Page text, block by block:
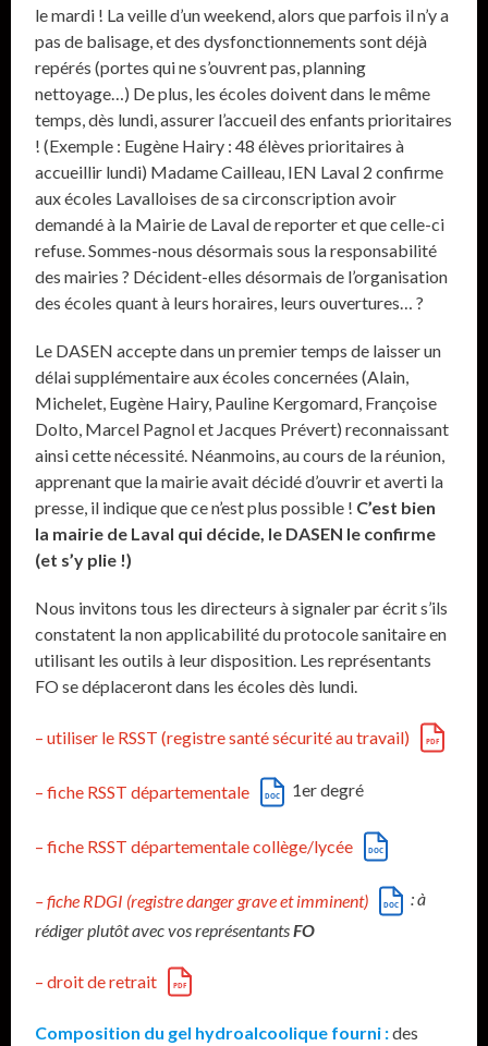
le mardi ! La veille d’un weekend, alors que parfois il n’y a
pas de balisage, et des dysfonctionnements sont déjà
repérés (portes qui ne s’ouvrent pas, planning
nettoyage…) De plus, les écoles doivent dans le même
temps, dès lundi, assurer l’accueil des enfants prioritaires
! (Exemple : Eugène Hairy : 48 élèves prioritaires à
accueillir lundi) Madame Cailleau, IEN Laval 2 confirme
aux écoles Lavalloises de sa circonscription avoir
demandé à la Mairie de Laval de reporter et que celle-ci
refuse. Sommes-nous désormais sous la responsabilité
des mairies ? Décident-elles désormais de l’organisation
des écoles quant à leurs horaires, leurs ouvertures… ?
Le DASEN accepte dans un premier temps de laisser un
délai supplémentaire aux écoles concernées (Alain,
Michelet, Eugène Hairy, Pauline Kergomard, Françoise
Dolto, Marcel Pagnol et Jacques Prévert) reconnaissant
ainsi cette nécessité. Néanmoins, au cours de la réunion,
apprenant que la mairie avait décidé d’ouvrir et averti la
presse, il indique que ce n’est plus possible ! C’est bien
la mairie de Laval qui décide, le DASEN le confirme
(et s’y plie !)
Nous invitons tous les directeurs à signaler par écrit s’ils
constatent la non applicabilité du protocole sanitaire en
utilisant les outils à leur disposition. Les représentants
FO se déplaceront dans les écoles dès lundi.
– utiliser le RSST (registre santé sécurité au travail)
– fiche RSST départementale 1er degré
– fiche RSST départementale collège/lycée
– fiche RDGI (registre danger grave et imminent)
: à
rédiger plutôt avec vos représentants FO
– droit de retrait
Composition du gel hydroalcoolique fourni :des